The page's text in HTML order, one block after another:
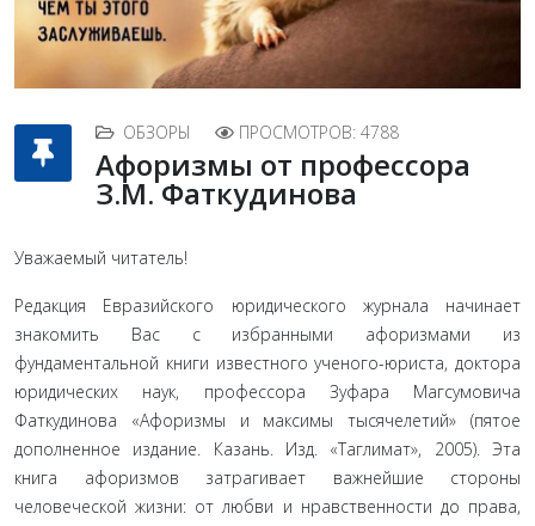
ОБЗОРЫ ПРОСМОТРОВ: 4788
Афоризмы от профессора
З.М. Фаткудинова
Уважаемый читатель!
Редакция Евразийского юридического журнала начинает
знакомить Вас с избранными афоризмами из
фундаментальной книги известного ученого-юриста, доктора
юридиче­ских наук, профессора Зуфара Магсумовича
Фаткудинова «Афоризмы и максимы тыся­челетий» (пятое
дополненное издание. Казань. Изд. «Таглимат», 2005). Эта
книга афо­ризмов затрагивает важнейшие стороны
человеческой жизни: от любви и нравственности до права,